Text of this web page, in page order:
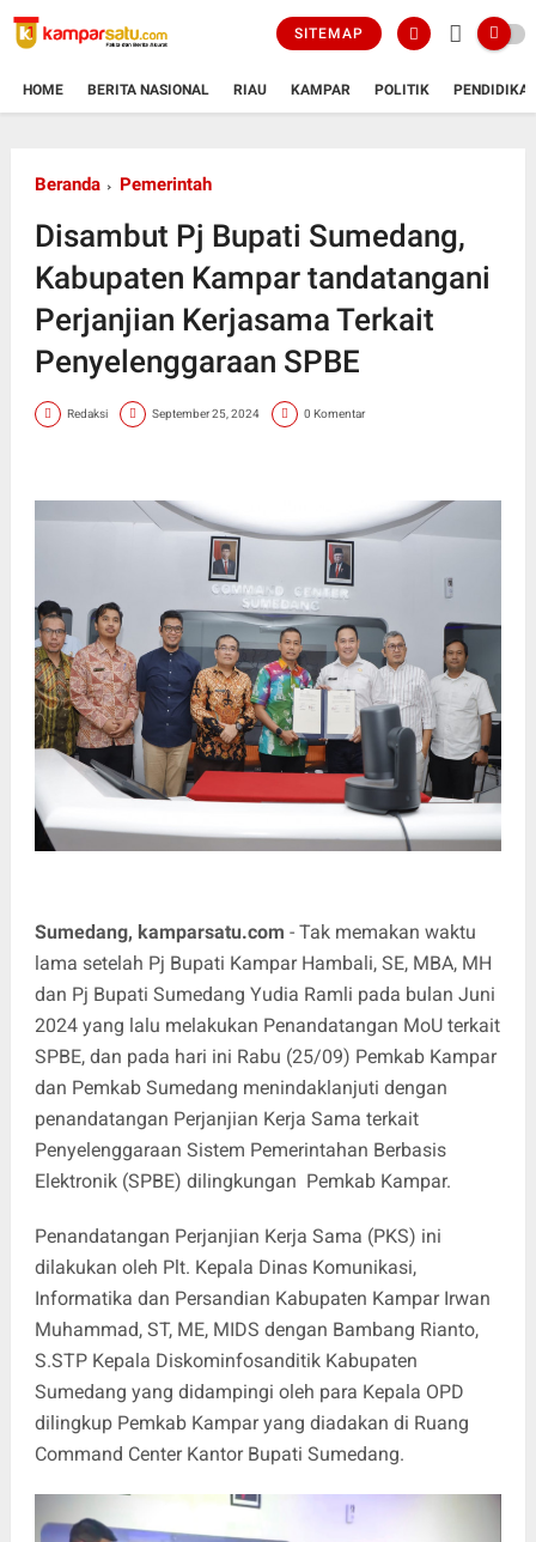
SITEMAP
HOME BERITA NASIONAL RIAU KAMPAR POLITIK
Beranda Pemerintah
Disambut Pj Bupati Sumedang,
Kabupaten Kampar tandatangani
Perjanjian Kerjasama Terkait
Penyelenggaraan SPBE
Redaksi September 25, 2024 0 Komentar
Sumedang, kamparsatu.com - Tak memakan waktu
lama setelah Pj Bupati Kampar Hambali, SE, MBA, MH
dan Pj Bupati Sumedang Yudia Ramli pada bulan Juni
2024 yang lalu melakukan Penandatangan MoU terkait
SPBE, dan pada hari ini Rabu (25/09) Pemkab Kampar
dan Pemkab Sumedang menindaklanjuti dengan
penandatangan Perjanjian Kerja Sama terkait
Penyelenggaraan Sistem Pemerintahan Berbasis
Elektronik (SPBE) dilingkungan Pemkab Kampar.
Penandatangan Perjanjian Kerja Sama (PKS) ini
dilakukan oleh Plt. Kepala Dinas Komunikasi,
Informatika dan Persandian Kabupaten Kampar Irwan
Muhammad, ST, ME, MIDS dengan Bambang Rianto,
S.STP Kepala Diskominfosanditik Kabupaten
Sumedang yang didampingi oleh para Kepala OPD
dilingkup Pemkab Kampar yang diadakan di Ruang
Command Center Kantor Bupati Sumedang.